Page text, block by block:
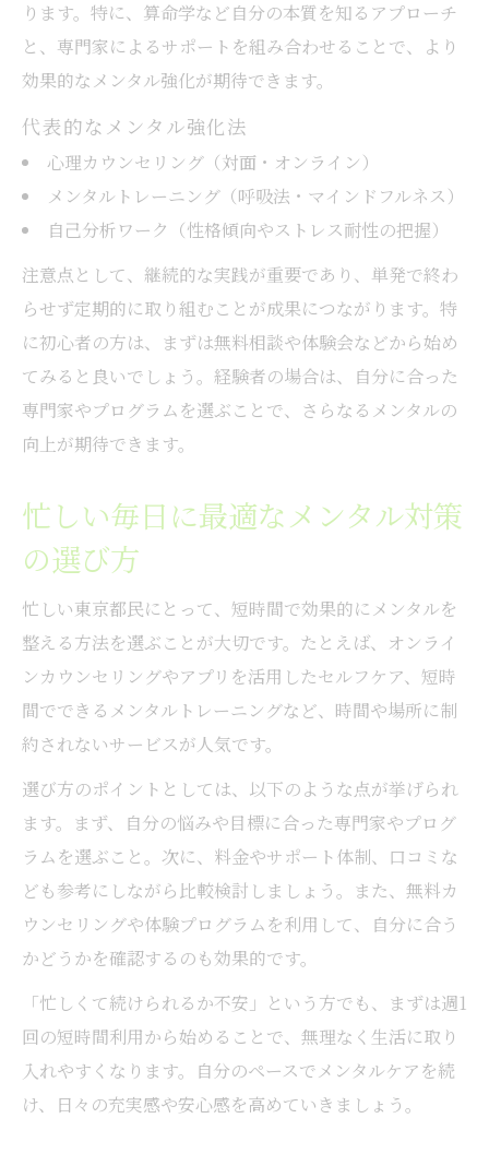
ります。特に、算命学など自分の本質を知るアプローチ
と、専門家によるサポートを組み合わせることで、より
効果的なメンタル強化が期待できます。
代表的なメンタル強化法
心理カウンセリング（対面・オンライン）
メンタルトレーニング（呼吸法・マインドフルネス）
自己分析ワーク（性格傾向やストレス耐性の把握）
注意点として、継続的な実践が重要であり、単発で終わ
らせず定期的に取り組むことが成果につながります。特
に初心者の方は、まずは無料相談や体験会などから始め
てみると良いでしょう。経験者の場合は、自分に合った
専門家やプログラムを選ぶことで、さらなるメンタルの
向上が期待できます。
忙しい毎日に最適なメンタル対策
の選び方
忙しい東京都民にとって、短時間で効果的にメンタルを
整える方法を選ぶことが大切です。たとえば、オンライ
ンカウンセリングやアプリを活用したセルフケア、短時
間でできるメンタルトレーニングなど、時間や場所に制
約されないサービスが人気です。
選び方のポイントとしては、以下のような点が挙げられ
ます。まず、自分の悩みや目標に合った専門家やプログ
ラムを選ぶこと。次に、料金やサポート体制、口コミな
ども参考にしながら比較検討しましょう。また、無料カ
ウンセリングや体験プログラムを利用して、自分に合う
かどうかを確認するのも効果的です。
「忙しくて続けられるか不安」という方でも、まずは週1
回の短時間利用から始めることで、無理なく生活に取り
入れやすくなります。自分のペースでメンタルケアを続
け、日々の充実感や安心感を高めていきましょう。